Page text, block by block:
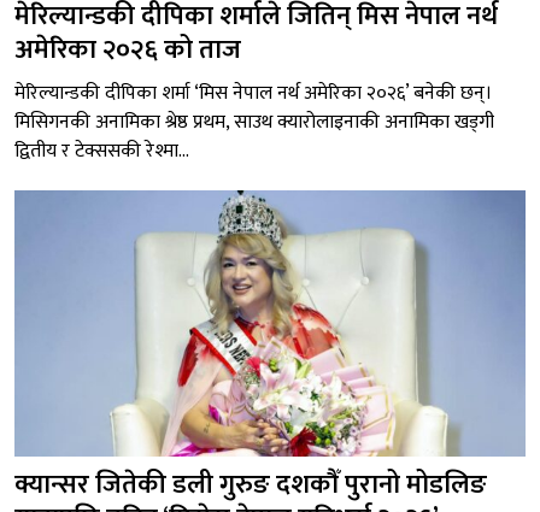
मेरिल्यान्डकी दीपिका शर्माले जितिन् मिस नेपाल नर्थ
अमेरिका २०२६ को ताज
मेरिल्यान्डकी दीपिका शर्मा ‘मिस नेपाल नर्थ अमेरिका २०२६’ बनेकी छन्।
मिसिगनकी अनामिका श्रेष्ठ प्रथम, साउथ क्यारोलाइनाकी अनामिका खड्गी
द्वितीय र टेक्ससकी रेश्मा...
क्यान्सर जितेकी डली गुरुङ दशकौँ पुरानो मोडलिङ